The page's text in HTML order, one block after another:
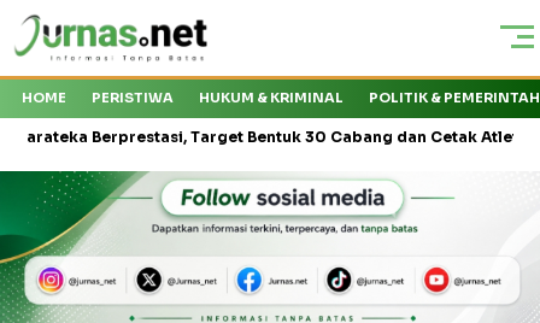
HOME PERISTIWA HUKUM & KRIMINAL POLITIK &
Berprestasi, Target Bentuk 30 Cabang dan Cetak Atlet Nasional